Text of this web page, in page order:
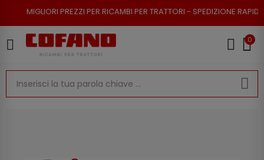
PREZZI PER RICAMBI PER TRATTORI - SPEDIZIONE RAPIDA - RESO
0